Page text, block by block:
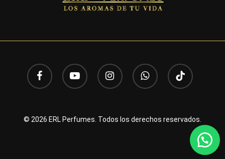
facebook youtube instagram whatsapp tiktok
© 2026 ERL Perfumes. Todos los derechos reservados.